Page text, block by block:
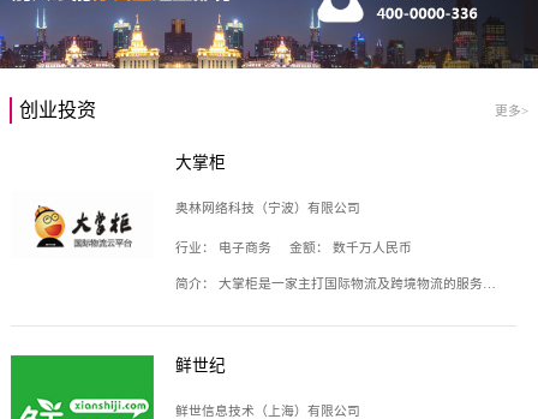
创业投资 更多>
大掌柜
奥林网络科技（宁波）有限公司
行业： 电子商务 金额： 数千万人民币
简介： 大掌柜是一家主打国际物流及跨境物流的服务云平台，致力于帮助全球国际物流企业在互联网上建立自己的平台，核心产品包括运价通、生意通、业务通、订舱通、招财通等，奥林网络科技（宁波）有限公司旗下产品。
鲜世纪
鲜世信息技术（上海）有限公司